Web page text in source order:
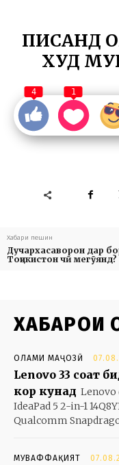
ПИСАНД
ХУД
4 1
Хабари пешин
Дучархасаворон дар
Тоҷикистон чӣ мегӯянд?
ХАБАРҲОИ
ОЛАМИ МАҶОЗӢ
Lenovo 33 соат
кор кунад Lenovo
IdeaPad 5 2-in-1
Qualcomm
МУВАФФАҚИЯТ